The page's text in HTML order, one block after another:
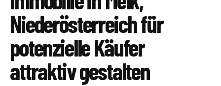
Niederösterreich für
potenzielle Käufer
attraktiv gestalten